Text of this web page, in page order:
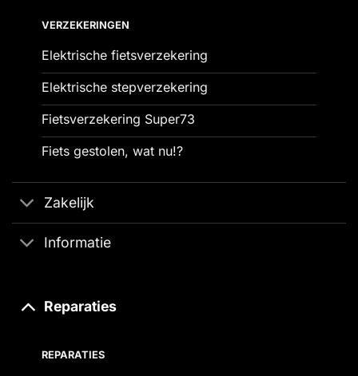
VERZEKERINGEN
Elektrische fietsverzekering
Elektrische stepverzekering
Fietsverzekering Super73
Fiets gestolen, wat nu!?
Zakelijk
Informatie
Reparaties
REPARATIES